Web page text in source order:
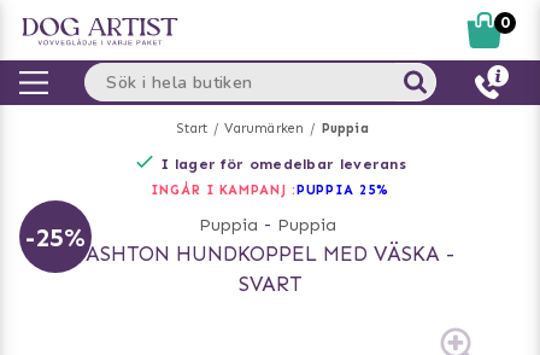
Start Varumärken Puppia
I lager för omedelbar leverans
INGÅR I KAMPANJ :PUPPIA 25%
-25% Puppia - Puppia
ASHTON HUNDKOPPEL MED VÄSKA -
SVART
0